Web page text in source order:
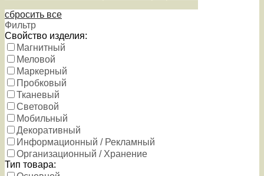
сбросить все
Фильтр
Свойство изделия:
Магнитный
Меловой
Маркерный
Пробковый
Тканевый
Световой
Мобильный
Декоративный
Информационный / Рекламный
Организационный / Хранение
Тип товара: